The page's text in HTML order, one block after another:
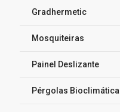
Gradhermetic
Mosquiteiras
Painel Deslizante
Pérgolas Bioclimática